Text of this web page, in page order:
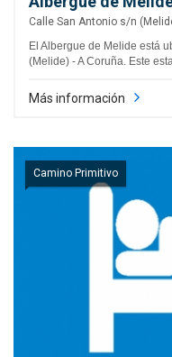
Calle San Antonio s/n
El Albergue de Melide está
(Melide) - A Coruña. Este
Más información
Camino Primitivo